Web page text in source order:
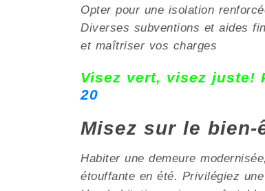
Opter pour une isolation
Diverses subventions et aides
et maîtriser vos charges
Visez vert, visez juste!
20
Misez sur le
Habiter une demeure
étouffante en été. Privilégiez